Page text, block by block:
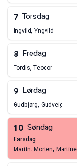
7 Torsdag
Ingvild, Yngvild
8 Fredag
Tordis, Teodor
9 Lørdag
Gudbjørg, Gudveig
10 Søndag
farsdag
Martin, Morten, Martine